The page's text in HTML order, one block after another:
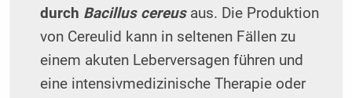
durch Bacillus cereusaus. Die Produktion
von Cereulid kann in seltenen Fällen zu
einem akuten Leberversagen führen und
eine intensivmedizinische Therapie oder